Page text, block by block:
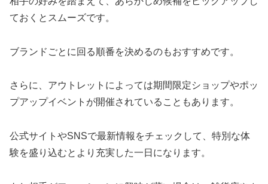
ておくとスムーズです。
ブランドごとに回る順番を決めるのもおすすめです。
さらに、アウトレットによっては期間限定ショップやポッ
プアップイベントが開催されていることもあります。
公式サイトやSNSで最新情報をチェックして、特別な体
験を盛り込むとより充実した一日になります。